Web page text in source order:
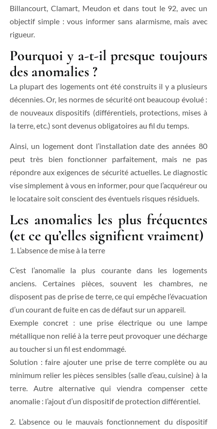
Billancourt, Clamart, Meudon et dans tout le 92, avec un
objectif simple : vous informer sans alarmisme, mais avec
rigueur.
Pourquoi y a-t-il presque toujours
des anomalies ?
La plupart des logements ont été construits il y a plusieurs
décennies. Or, les normes de sécurité ont beaucoup évolué :
de nouveaux dispositifs (différentiels, protections, mises à
la terre, etc.) sont devenus obligatoires au fil du temps.
Ainsi, un logement dont l’installation date des années 80
peut très bien fonctionner parfaitement, mais ne pas
répondre aux exigences de sécurité actuelles. Le diagnostic
vise simplement à vous en informer, pour que l’acquéreur ou
le locataire soit conscient des éventuels risques résiduels.
Les anomalies les plus fréquentes
(et ce qu’elles signifient vraiment)
1. L’absence de mise à la terre
C’est l’anomalie la plus courante dans les logements
anciens. Certaines pièces, souvent les chambres, ne
disposent pas de prise de terre, ce qui empêche l’évacuation
d’un courant de fuite en cas de défaut sur un appareil.
Exemple concret : une prise électrique ou une lampe
métallique non relié à la terre peut provoquer une décharge
au toucher si un fil est endommagé.
Solution : faire ajouter une prise de terre complète ou au
minimum relier les pièces sensibles (salle d’eau, cuisine) à la
terre. Autre alternative qui viendra compenser cette
anomalie : l’ajout d’un dispositif de protection différentiel.
2. L’absence ou le mauvais fonctionnement du dispositif